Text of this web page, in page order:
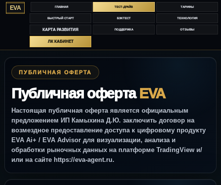
EVA ГЛАВНАЯ ТЕСТ-ДРАЙВ ТАРИФЫ
БЫСТРЫЙ СТАРТ БЭКТЕСТ ТЕХНОЛОГИЯ
КАРТА РАЗВИТИЯ ПОДДЕРЖКА ОТЗЫВЫ
ЛК КАБИНЕТ
ПУБЛИЧНАЯ ОФЕРТА
Публичная офертаEVA
Настоящая публичная оферта является официальным
предложением ИП Камыхина Д.Ю. заключить договор на
возмездное предоставление доступа к цифровому продукту
EVA Ai+ / EVA Advisor для визуализации, анализа и
обработки рыночных данных на платформе TradingView и/
или на сайте https://eva-agent.ru.